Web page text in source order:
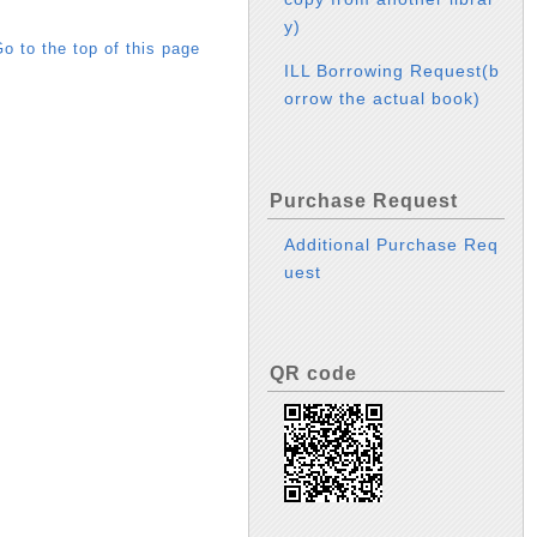
to the top of this page
y)
ILL Borrowing Request(b
orrow the actual book)
Purchase Request
Additional Purchase Req
uest
QR code